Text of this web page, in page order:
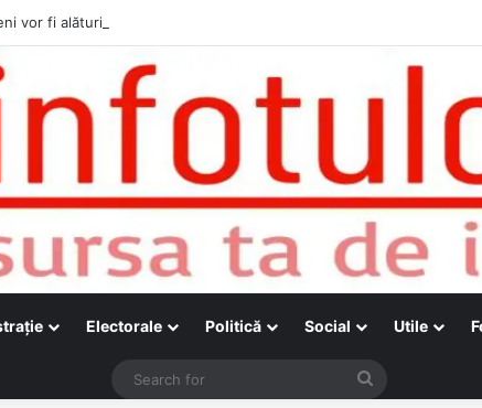
vor fi alături de cetățenii care vor lua parte la Festivalul Folk Țestos
Electorale Politică Social Utile
Search